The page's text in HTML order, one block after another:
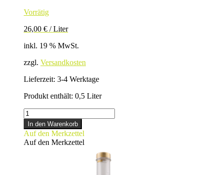
Vorrätig
26,00 € /Liter
inkl. 19 % MwSt.
zzgl. Versandkosten
Lieferzeit: 3-4 Werktage
Produkt enthält: 0,5 Liter
MARILLENLIKÖR
Menge
In den Warenkorb
Auf den Merkzettel
Auf den Merkzettel